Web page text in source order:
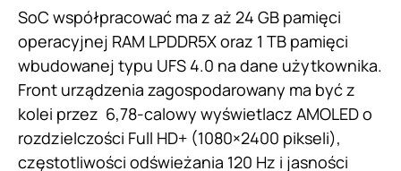
SoC współpracować ma z aż 24 GB pamięci
operacyjnej RAM LPDDR5X oraz 1 TB pamięci
wbudowanej typu UFS 4.0 na dane użytkownika.
Front urządzenia zagospodarowany ma być z
kolei przez 6,78-calowy wyświetlacz AMOLED o
rozdzielczości Full HD+ (1080×2400 pikseli),
częstotliwości odświeżania 120 Hz i jasności